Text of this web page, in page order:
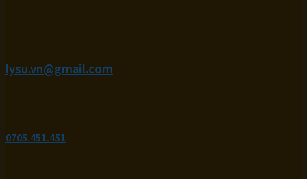
lysu.vn@gmail.com
0705.451.451